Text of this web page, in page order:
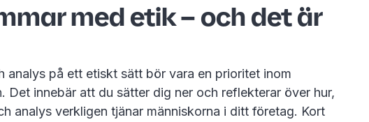
med etik – och det är
analys på ett etiskt sätt bör vara en prioritet inom
Det innebär att du sätter dig ner och reflekterar över hur,
analys verkligen tjänar människorna i ditt företag. Kort